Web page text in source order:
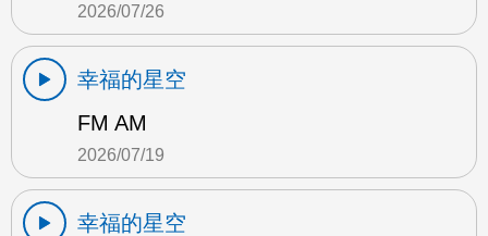
2026/07/26
幸福的星空
FM AM
2026/07/19
幸福的星空